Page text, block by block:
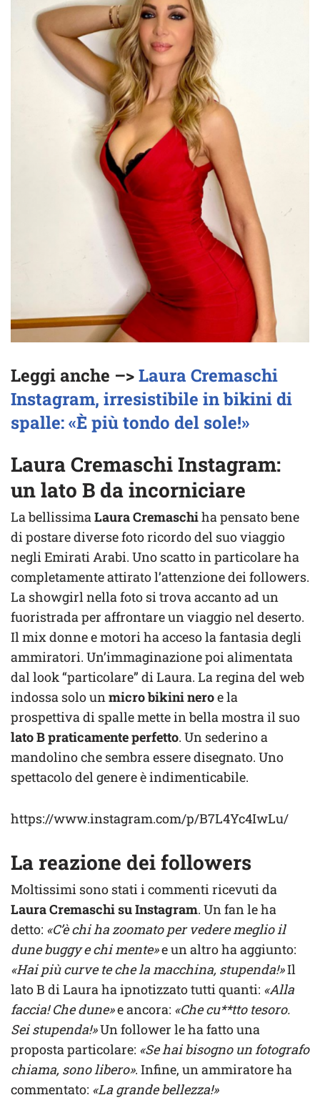
Leggi anche –>Laura Cremaschi
Instagram, irresistibile in bikini di
spalle: «È più tondo del sole!»
Laura Cremaschi Instagram:
un lato B da incorniciare
La bellissimaLaura Cremaschiha pensato bene
di postare diverse foto ricordo del suo viaggio
negli Emirati Arabi. Uno scatto in particolare ha
completamente attirato l’attenzione dei followers.
La showgirl nella foto si trova accanto ad un
fuoristrada per affrontare un viaggio nel deserto.
Il mix donne e motori ha acceso la fantasia degli
ammiratori. Un’immaginazione poi alimentata
dal look “particolare” di Laura. La regina del web
indossa solo unmicro bikini neroe la
prospettiva di spalle mette in bella mostra il suo
lato B praticamente perfetto. Un sederino a
mandolino che sembra essere disegnato. Uno
spettacolo del genere è indimenticabile.
https://www.instagram.com/p/B7L4Yc4IwLu/
La reazione dei followers
Moltissimi sono stati i commenti ricevuti da
Laura Cremaschi su Instagram. Un fan le ha
detto: «C’è chi ha zoomato per vedere meglio il
dune buggy e chi mente»e un altro ha aggiunto:
«Hai più curve te che la macchina, stupenda!»Il
lato B di Laura ha ipnotizzato tutti quanti: «Alla
faccia! Che dune»e ancora: «Che cu**tto tesoro.
Sei stupenda!»Un follower le ha fatto una
proposta particolare: «Se hai bisogno un fotografo
chiama, sono libero». Infine, un ammiratore ha
commentato: «La grande bellezza!»